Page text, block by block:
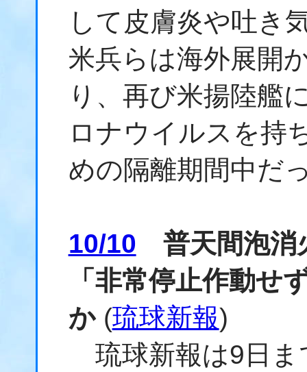
して皮膚炎や吐き
米兵らは海外展開
り、再び米揚陸艦
ロナウイルスを持
めの隔離期間中だ
10/10 普天間泡消
「非常停止作動
か(琉球新報)
琉球新報は9日ま